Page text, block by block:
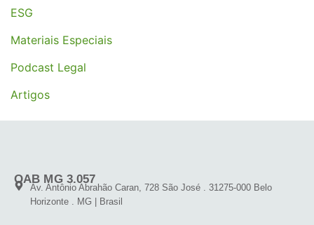
ESG
Materiais Especiais
Podcast Legal
Artigos
OAB MG 3.057
Av. Antônio Abrahão Caran, 728 São José . 31275-000 Belo
Horizonte . MG | Brasil